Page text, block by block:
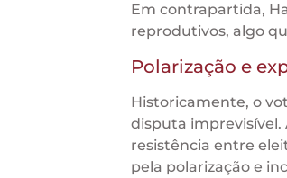
Em contrapartida,
reprodutivos, algo
Polarização e
Historicamente, o
disputa imprevisível.
resistência entre
pela polarização e